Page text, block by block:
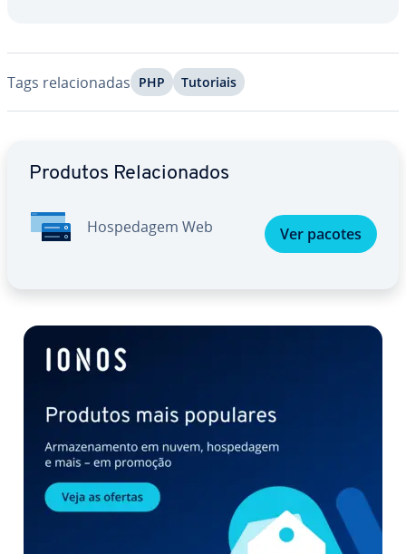
Tags re­la­ci­o­na­das PHP Tutoriais
Produtos Re­la­ci­o­na­dos
Hos­pe­da­gem Web Ver pacotes